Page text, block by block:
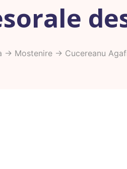
-> Mostenire-> Cucereanu